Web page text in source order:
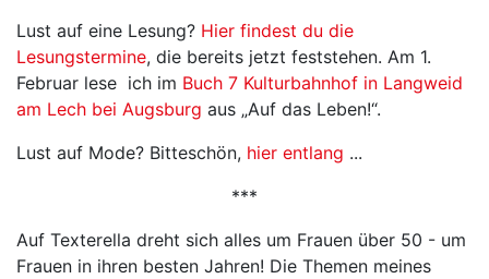
Lust auf eine Lesung? Hier findest du die
Lesungstermine, die bereits jetzt feststehen. Am 1.
Februar lese ich im Buch 7 Kulturbahnhof in Langweid
am Lech bei Augsburg aus „Auf das Leben!“.
Lust auf Mode? Bitteschön, hier entlang ...
***
Auf Texterella dreht sich alles um Frauen über 50 - um
Frauen in ihren besten Jahren! Die Themen meines